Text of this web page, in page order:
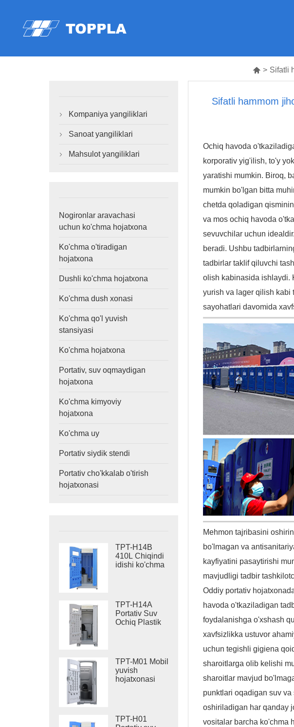
 > Sifatli
 Kompaniya yangiliklari
 Sanoat yangiliklari
 Mahsulot yangiliklari
Nogironlar aravachasi
uchun ko'chma hojatxona
Ko'chma o'tiradigan
hojatxona
Dushli ko'chma hojatxona
Ko'chma dush xonasi
Ko'chma qo'l yuvish
stansiyasi
Ko'chma hojatxona
Portativ, suv oqmaydigan
hojatxona
Ko'chma kimyoviy
hojatxona
Ko'chma uy
Portativ siydik stendi
Portativ cho'kkalab o'tirish
hojatxonasi
TPT-H14B
410L Chiqindi
idishi ko'chma
yasalgan
ko'chma
hojatxona sayti
hojatxonasi
TPT-H14A
Portativ Suv
Ochiq Plastik
TPT-M01 Mobil
yuvish
hojatxonasi
TPT-H01
Sifatli hammom
Ochiq havoda
korporativ yig'ilish, to'y
yaratishi mumkin. Biroq,
mumkin bo'lgan bitta
chetda qoladigan
va mos ochiq havoda
sevuvchilar uchun
beradi. Ushbu
tadbirlar taklif qiluvchi
olish kabinasida ishlaydi.
yurish va lager qilish kabi
sayohatlari davomida
Mehmon tajribasini
bo'lmagan va
kayfiyatini pasaytirishi
mavjudligi tadbir
Oddiy portativ
havoda o'tkaziladigan
foydalanishga o'xshash
xavfsizlikka ustuvor
uchun tegishli gigiena
sharoitlarga olib kelishi
sharoitlar mavjud
punktlari oqadigan suv
oshiriladigan har qanday
vositalar barcha ko'chma